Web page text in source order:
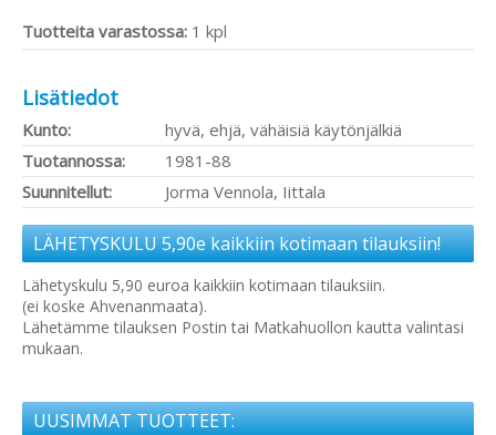
Tuotteita varastossa: 1 kpl
Lisätiedot
Kunto:
hyvä, ehjä, vähäisiä käytönjälkiä
Tuotannossa:
1981-88
Suunnitellut:
Jorma Vennola, Iittala
LÄHETYSKULU 5,90e kaikkiin kotimaan tilauksiin!
Lähetyskulu 5,90 euroa kaikkiin kotimaan tilauksiin.
(ei koske Ahvenanmaata).
Lähetämme tilauksen Postin tai Matkahuollon kautta valintasi
mukaan.
UUSIMMAT TUOTTEET: